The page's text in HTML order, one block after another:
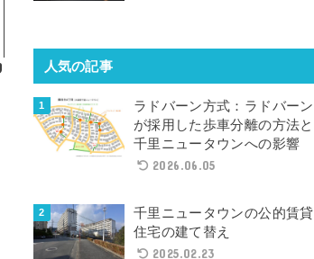
人気の記事
ラドバーン方式：ラドバーン
が採用した歩車分離の方法と
千里ニュータウンへの影響
2026.06.05
千里ニュータウンの公的賃貸
住宅の建て替え
2025.02.23